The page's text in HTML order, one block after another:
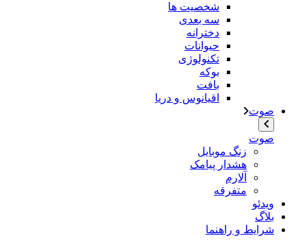
شخصیت ها
سه بعدی
دخترانه
حیوانات
تکنولوژی
بوکه
بافت
اقیانوس و دریا
صوت
صوت
زنگ موبایل
هشدار پیامک
آلارم
متفرقه
ویدئو
بلاگ
شرایط و راهنما